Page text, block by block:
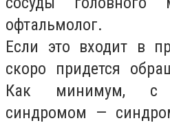
офтальмолог.
Если это входит в
скоро придется
Как минимум, с
синдромом —